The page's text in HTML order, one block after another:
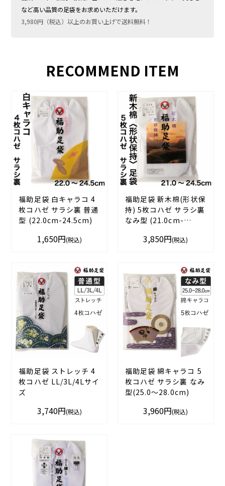
など高い品質の足袋をお求めいただけます。
3,980円（税込）以上のお買い上げで送料無料！
RECOMMEND ITEM
福助足袋 白キャラコ 4
枚コハゼ サラシ裏 普通
型 (22.0cm-24.5cm)
1,650円(税込)
福助足袋 新木棉(形状保
持) 5枚コハゼ サラシ裏
なみ型 (21.0cm-
3,850円(税込)
福助足袋 ストレッチ 4
枚コハゼ LL/3L/4Lサイ
ズ
3,740円(税込)
福助足袋 綿キャラコ 5
枚コハゼ サラシ裏 なみ
型(25.0～28.0cm)
3,960円(税込)